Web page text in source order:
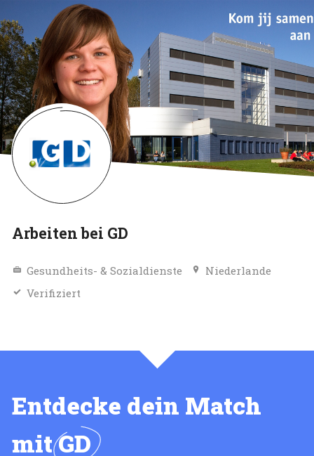
Arbeiten bei GD
Gesundheits- & Sozialdienste
Niederlande
Verifiziert
Entdecke dein Match
mitGD